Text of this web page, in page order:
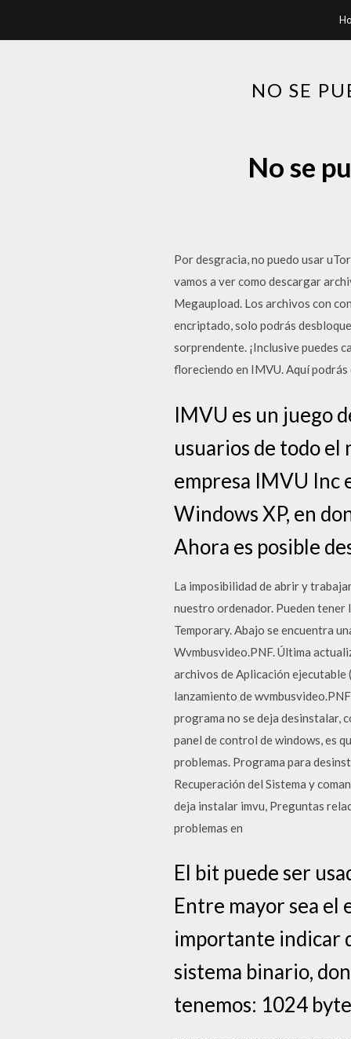
NO SE
No se
Por desgracia, no puedo usar
vamos a ver como descargar
Megaupload. Los archivos con
encriptado, solo podrás
sorprendente. ¡Inclusive puedes
floreciendo en IMVU. Aquí
IMVU es un juego
usuarios de todo el
empresa IMVU Inc
Windows XP, en
Ahora es posible
La imposibilidad de abrir y
nuestro ordenador. Pueden
Temporary. Abajo se encuentra
Wvmbusvideo.PNF. Última
archivos de Aplicación ejecutable
lanzamiento de
programa no se deja desinstalar,
panel de control de windows, es
problemas. Programa para
Recuperación del Sistema y
deja instalar imvu, Preguntas
problemas en
El bit puede ser
Entre mayor sea el
importante indicar
sistema binario,
tenemos: 1024